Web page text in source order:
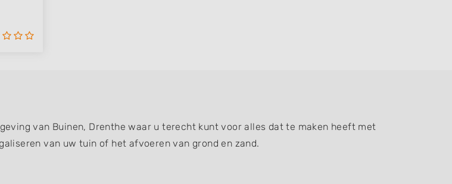
van Buinen, Drenthe waar u terecht kunt voor alles dat te maken heeft met
van uw tuin of het afvoeren van grond en zand.